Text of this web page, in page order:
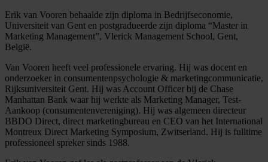
Erik van Vooren behaalde zijn diploma in Bedrijfseconomie,
Universiteit van Gent en postgradueerde zijn diploma “Master in
Marketing Management”, Vlerick Management School, Gent,
België.
Van Vooren heeft veel professionele ervaring. Hij was docent en
onderzoeker in consumentenpsychologie & marketingcommunicatie,
Rijksuniversiteit Gent. Hij was Account Officer bij de Chase
Manhattan Bank waar hij werkte als Marketing Manager, Test-
Aankoop (consumentenvereniging). Hij was algemeen directeur
BBDO Direct, direct marketingbureau en CEO van het International
Montreux Direct Marketing Symposium, Zwitserland. Hij is fulltime
professioneel spreker sinds 1988.